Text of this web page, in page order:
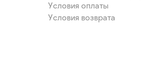
Условия оплаты
Условия возврата